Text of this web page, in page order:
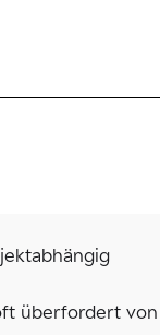
überfordert